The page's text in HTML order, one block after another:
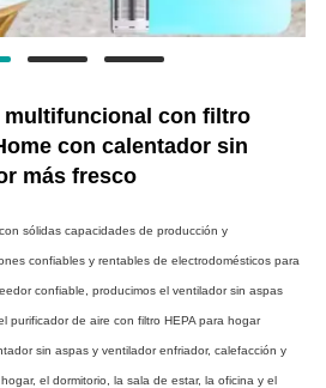
multifuncional con filtro
con calentador sin
más fresco
sólidas capacidades de producción y
confiables y rentables de electrodomésticos para
confiable, producimos el ventilador sin aspas
purificador de aire con filtro HEPA para hogar
sin aspas y ventilador enfriador, calefacción y
el dormitorio, la sala de estar, la oficina y el